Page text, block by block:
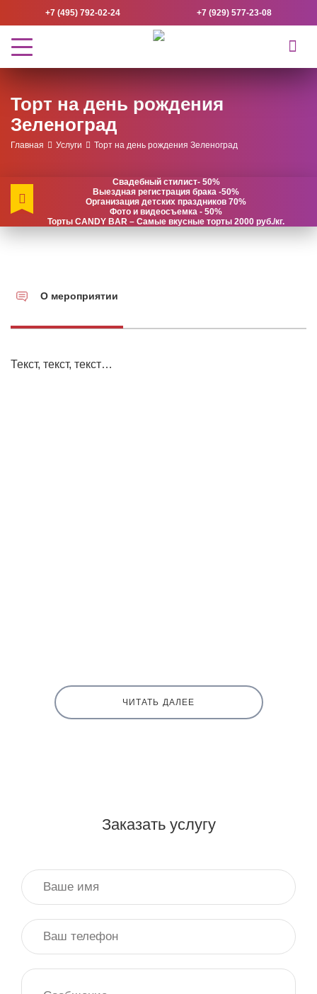
+7 (495) 792-02-24 +7 (929) 577-23-08
Торт на день рождения
Зеленоград
Главная Услуги Торт на день рождения Зеленоград
Свадебный стилист- 50%
Выездная регистрация брака -50%
Организация детских праздников 70%
Фото и видеосъемка - 50%
Торты CANDY BAR – Самые вкусные торты 2000 руб./кг.
О мероприятии
Текст, текст, текст…
ЧИТАТЬ ДАЛЕЕ
Заказать услугу